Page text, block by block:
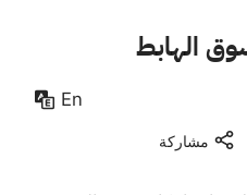
الهابط
En
مشاركة